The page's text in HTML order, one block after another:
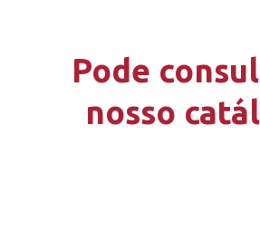
Pode
nosso